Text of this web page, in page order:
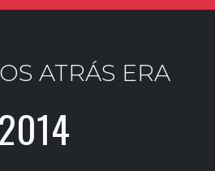
ATRÁS ERA
2014